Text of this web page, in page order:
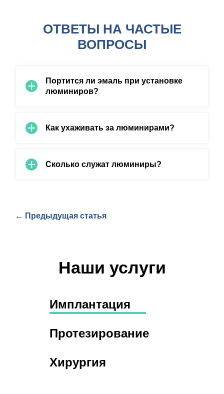
ОТВЕТЫ НА ЧАСТЫЕ
ВОПРОСЫ
Портится ли эмаль при установке
люминиров?
Как ухаживать за люминирами?
Сколько служат люминиры?
← Предыдущая статья
Наши услуги
Имплантация
Протезирование
Хирургия